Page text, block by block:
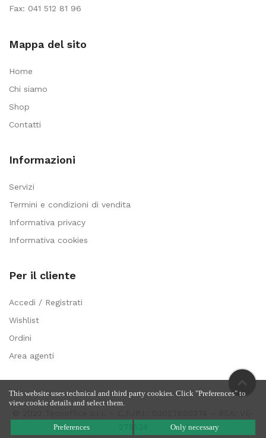
Fax: 041 512 81 96
Mappa del sito
Home
Chi siamo
Shop
Contatti
Informazioni
Servizi
Termini e condizioni di vendita
Informativa privacy
Informativa cookies
Per il cliente
Accedi / Registrati
Wishlist
Ordini
Area agenti
This website uses technical and third party cookies. Click "Preferences" to
view cookie details and select them.
Preferences Only necessary